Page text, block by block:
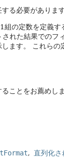
る必要があります
の定数を定義す
れた結果でのフ
ます。 これらの
ことをお薦めしま
直列化さ